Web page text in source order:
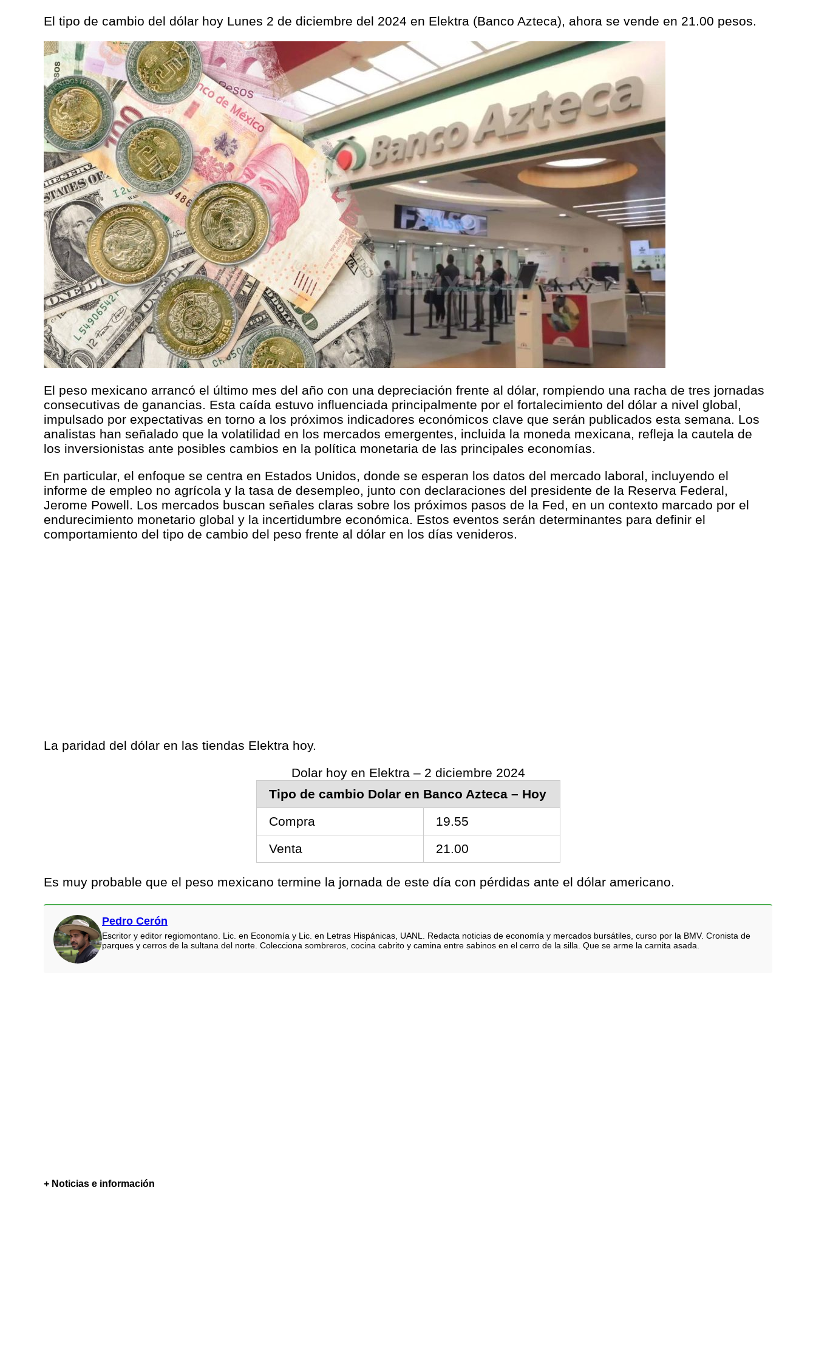
El tipo de cambio del dólar hoy Lunes 2 de diciembre del 2024 en Elektra (Banco Azteca), ahora se vende en 21.00 pesos.
El peso mexicano arrancó el último mes del año con una depreciación frente al dólar, rompiendo una racha de tres jornadas
consecutivas de ganancias. Esta caída estuvo influenciada principalmente por el fortalecimiento del dólar a nivel global,
impulsado por expectativas en torno a los próximos indicadores económicos clave que serán publicados esta semana. Los
analistas han señalado que la volatilidad en los mercados emergentes, incluida la moneda mexicana, refleja la cautela de
los inversionistas ante posibles cambios en la política monetaria de las principales economías.
En particular, el enfoque se centra en Estados Unidos, donde se esperan los datos del mercado laboral, incluyendo el
informe de empleo no agrícola y la tasa de desempleo, junto con declaraciones del presidente de la Reserva Federal,
Jerome Powell. Los mercados buscan señales claras sobre los próximos pasos de la Fed, en un contexto marcado por el
endurecimiento monetario global y la incertidumbre económica. Estos eventos serán determinantes para definir el
comportamiento del tipo de cambio del peso frente al dólar en los días venideros.
La paridad del dólar en las tiendas Elektra hoy.
Dolar hoy en Elektra – 2 diciembre 2024
Tipo de cambio Dolar en Banco Azteca – Hoy
Compra
19.55
Venta
21.00
Es muy probable que el peso mexicano termine la jornada de este día con pérdidas ante el dólar americano.
Pedro Cerón
Escritor y editor regiomontano. Lic. en Economía y Lic. en Letras Hispánicas, UANL. Redacta noticias de economía y mercados bursátiles, curso por la BMV. Cronista de
parques y cerros de la sultana del norte. Colecciona sombreros, cocina cabrito y camina entre sabinos en el cerro de la silla. Que se arme la carnita asada.
+ Noticias e información